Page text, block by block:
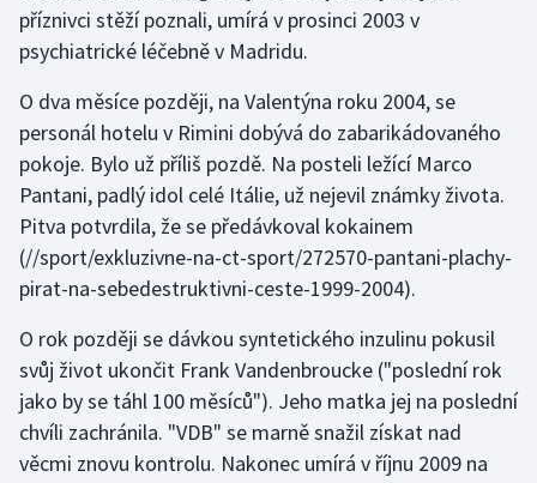
příznivci stěží poznali, umírá v prosinci 2003 v
psychiatrické léčebně v Madridu.
O dva měsíce později, na Valentýna roku 2004, se
personál hotelu v Rimini dobývá do zabarikádovaného
pokoje. Bylo už příliš pozdě. Na posteli ležící Marco
Pantani, padlý idol celé Itálie, už nejevil známky života.
Pitva potvrdila, že se předávkoval kokainem
(//sport/exkluzivne-na-ct-sport/272570-pantani-plachy-
pirat-na-sebedestruktivni-ceste-1999-2004).
O rok později se dávkou syntetického inzulinu pokusil
svůj život ukončit Frank Vandenbroucke ("poslední rok
jako by se táhl 100 měsíců"). Jeho matka jej na poslední
chvíli zachránila. "VDB" se marně snažil získat nad
věcmi znovu kontrolu. Nakonec umírá v říjnu 2009 na